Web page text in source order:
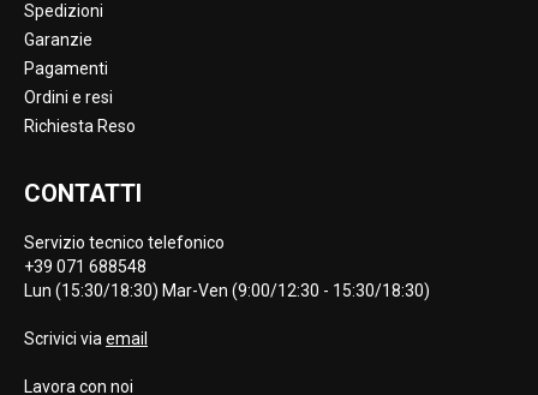
Spedizioni
Garanzie
Pagamenti
Ordini e resi
Richiesta Reso
CONTATTI
Servizio tecnico telefonico
+39 071 688548
Lun (15:30/18:30) Mar-Ven (9:00/12:30 - 15:30/18:30)
Scrivici via email
Lavora con noi